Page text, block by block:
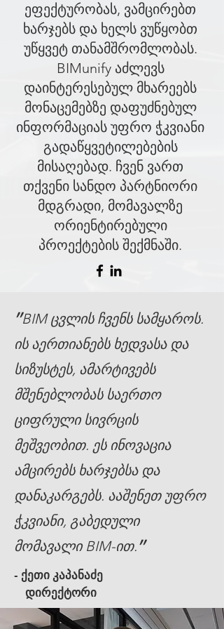
ეფექტურობას, ვამცირებთ
ხარჯებს და ხელს ვუწყობთ
უწყვეტ თანამშრომლობას.
BIMunify აძლევს
დაინტერესებულ მხარეებს
მონაცემებზე დაფუძნებულ
ინფორმაციას უფრო ჭკვიანი
გადაწყვეტილებების
მისაღებად. ჩვენ ვართ
თქვენი სანდო პარტნიორი
მდგრადი, მომავალზე
ორიენტირებული
პროექტების შექმნაში.​
"BIM ცვლის ჩვენს სამყაროს.
ის აერთიანებს ხედვასა და
სიზუსტეს, ამარტივებს
მშენებლობას საერთო
ციფრული სივრცის
მეშვეობით. ეს ინოვაცია
ამცირებს ხარჯებსა და
დანაკარგებს. ააშენეთ უფრო
ჭკვიანი, გაბედული
მომავალი BIM-ით."
- ქეთი კაპანაძე
დირექტორი